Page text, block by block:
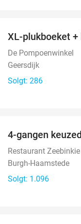
XL-plukboeket
De Pompoenwinkel
Geersdijk
Solgt: 286
4-gangen
Restaurant Zeebinkie
Burgh-Haamstede
Solgt: 1.096